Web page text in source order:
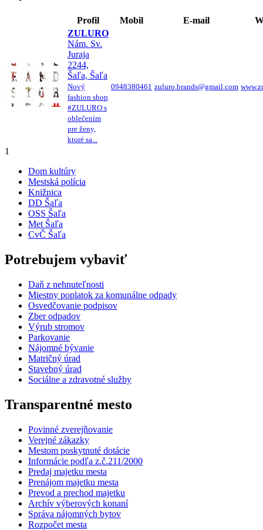
Profil Mobil E-mail
ZULURO
Nám. Sv.
Juraja
2244,
Šaľa, Šaľa
Nový
fashion shop
#ZULURO s
oblečením
pre ženy,
ktoré sa...
0948380461 zuluro.brands@gmail.com
1
Dom kultúry
Mestská polícia
Knižnica
DD Šaľa
OSS Šaľa
Met Šaľa
CvČ Šaľa
Potrebujem vybaviť
Daň z nehnuteľnosti
Miestny poplatok za komunálne odpady
Osvedčovanie podpisov
Zber odpadov
Výrub stromov
Parkovanie
Nájomné bývanie
Matričný úrad
Stavebný úrad
Sociálne a zdravotné služby
Transparentné mesto
Povinné zverejňovanie
Verejné zákazky
Mestom poskytnuté dotácie
Informácie podľa z.č.211/2000
Predaj majetku mesta
Prenájom majetku mesta
Prevod a prechod majetku
Archív výberových konaní
Správa nájomných bytov
Rozpočet mesta